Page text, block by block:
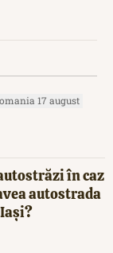
17 august
în caz
autostrada